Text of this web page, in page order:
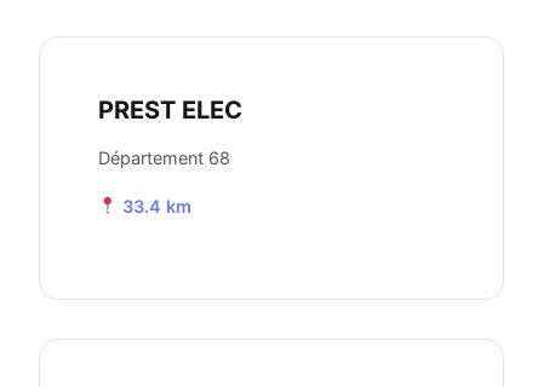
PREST ELEC
Département 68
33.4 km